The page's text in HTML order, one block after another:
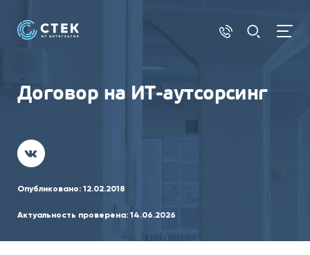
Договор на ИТ-аутсорсинг
Опубликовано: 12.02.2018
Актуальность проверена: 14.06.2026